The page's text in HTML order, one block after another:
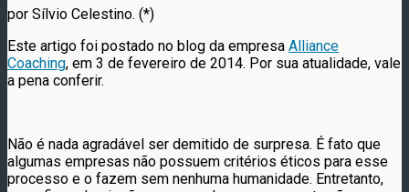
por Sílvio Celestino. (*)
Este artigo foi postado no blog da empresa Alliance
Coaching, em 3 de fevereiro de 2014. Por sua atualidade, vale
a pena conferir.
Não é nada agradável ser demitido de surpresa. É fato que
algumas empresas não possuem critérios éticos para esse
processo e o fazem sem nenhuma humanidade. Entretanto,